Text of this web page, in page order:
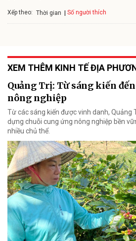
Xếp theo: Thời gian Số người thích
XEM THÊM KINH TẾ ĐỊA
Quảng Trị: Từ sáng kiến
nông nghiệp
Từ các sáng kiến được vinh danh, Quảng
dựng chuỗi cung ứng nông nghiệp bền
nhiều chủ thể.